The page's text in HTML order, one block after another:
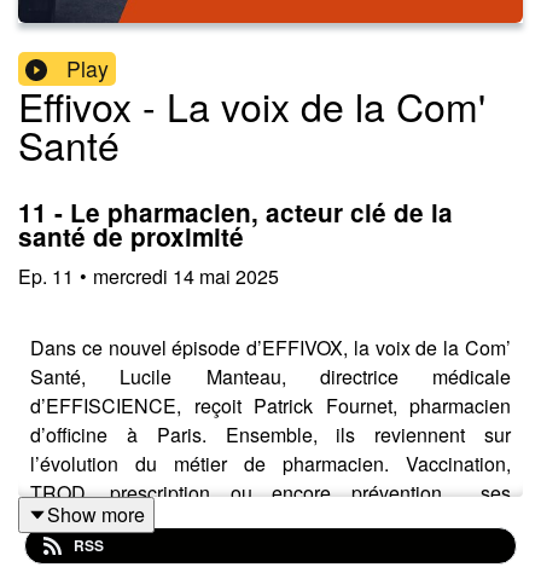
Play
Effivox - La voix de la Com'
Santé
11 - Le pharmacien, acteur clé de la
santé de proximité
Ep. 11 • mercredi 14 mai 2025
Dans ce nouvel épisode d’EFFIVOX, la voix de la Com’
Santé, Lucile Manteau, directrice médicale
d’EFFISCIENCE, reçoit Patrick Fournet, pharmacien
d’officine à Paris. Ensemble, ils reviennent sur
l’évolution du métier de pharmacien. Vaccination,
TROD, prescription ou encore prévention… ses
missions s’élargissent, ainsi que les défis quotidiens
auxquels il doit faire face. Ce témoignage concret met
Show more
RSS